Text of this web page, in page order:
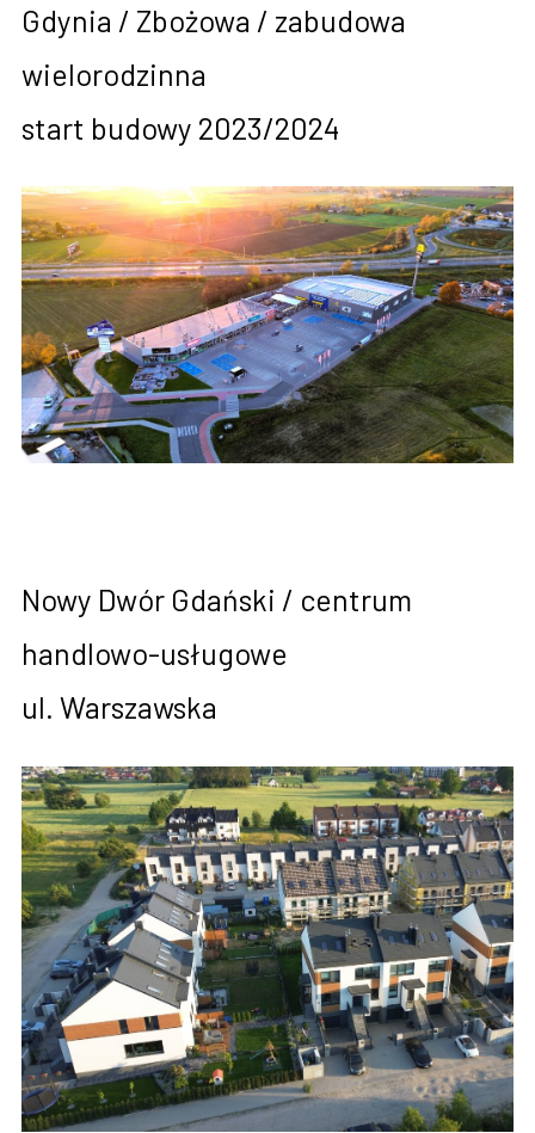
Gdynia / Zbożowa / zabudowa
wielorodzinna
start budowy 2023/2024
Nowy Dwór Gdański / centrum
handlowo-usługowe
ul. Warszawska